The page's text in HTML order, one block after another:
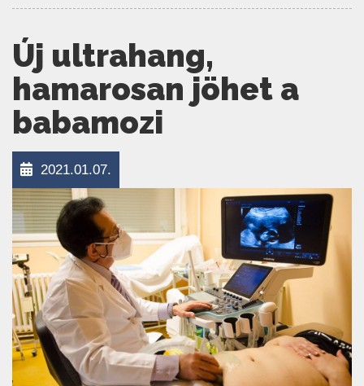
Új ultrahang,
hamarosan jöhet a
babamozi
2021.01.07.